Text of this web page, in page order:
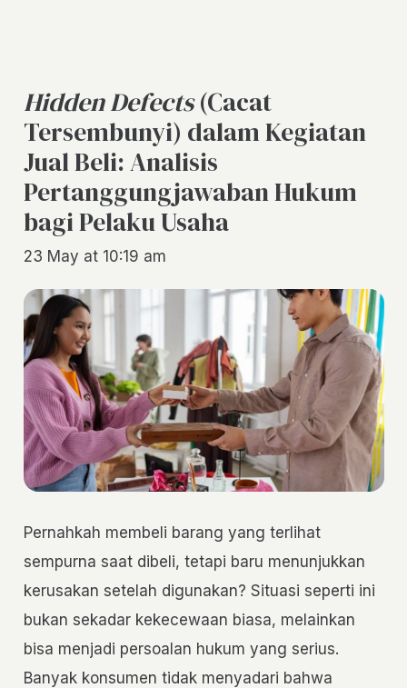
Hidden Defects(Cacat
Tersembunyi) dalam Kegiatan
Jual Beli: Analisis
Pertanggungjawaban Hukum
bagi Pelaku Usaha
23 May at 10:19 am
Pernahkah membeli barang yang terlihat
sempurna saat dibeli, tetapi baru menunjukkan
kerusakan setelah digunakan? Situasi seperti ini
bukan sekadar kekecewaan biasa, melainkan
bisa menjadi persoalan hukum yang serius.
Banyak konsumen tidak menyadari bahwa